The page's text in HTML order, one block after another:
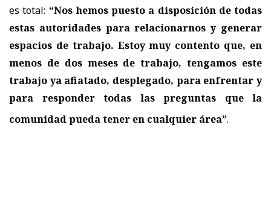
es total: “Nos hemos puesto a disposición de todas
estas autoridades para relacionarnos y generar
espacios de trabajo. Estoy muy contento que, en
menos de dos meses de trabajo, tengamos este
trabajo ya afiatado, desplegado, para enfrentar y
para responder todas las preguntas que la
comunidad pueda tener en cualquier área”.